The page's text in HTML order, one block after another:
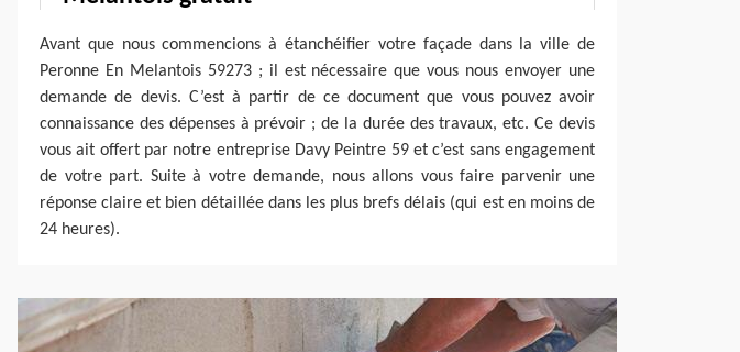
Avant que nous commencions à étanchéifier votre façade dans la ville de
Peronne En Melantois 59273 ; il est nécessaire que vous nous envoyer une
demande de devis. C’est à partir de ce document que vous pouvez avoir
connaissance des dépenses à prévoir ; de la durée des travaux, etc. Ce devis
vous ait offert par notre entreprise Davy Peintre 59 et c’est sans engagement
de votre part. Suite à votre demande, nous allons vous faire parvenir une
réponse claire et bien détaillée dans les plus brefs délais (qui est en moins de
24 heures).